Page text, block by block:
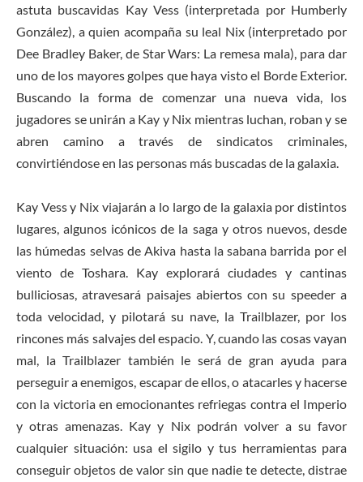
astuta buscavidas Kay Vess (interpretada por Humberly
González), a quien acompaña su leal Nix (interpretado por
Dee Bradley Baker, de Star Wars: La remesa mala), para dar
uno de los mayores golpes que haya visto el Borde Exterior.
Buscando la forma de comenzar una nueva vida, los
jugadores se unirán a Kay y Nix mientras luchan, roban y se
abren camino a través de sindicatos criminales,
convirtiéndose en las personas más buscadas de la galaxia.
Kay Vess y Nix viajarán a lo largo de la galaxia por distintos
lugares, algunos icónicos de la saga y otros nuevos, desde
las húmedas selvas de Akiva hasta la sabana barrida por el
viento de Toshara. Kay explorará ciudades y cantinas
bulliciosas, atravesará paisajes abiertos con su speeder a
toda velocidad, y pilotará su nave, la Trailblazer, por los
rincones más salvajes del espacio. Y, cuando las cosas vayan
mal, la Trailblazer también le será de gran ayuda para
perseguir a enemigos, escapar de ellos, o atacarles y hacerse
con la victoria en emocionantes refriegas contra el Imperio
y otras amenazas. Kay y Nix podrán volver a su favor
cualquier situación: usa el sigilo y tus herramientas para
conseguir objetos de valor sin que nadie te detecte, distrae